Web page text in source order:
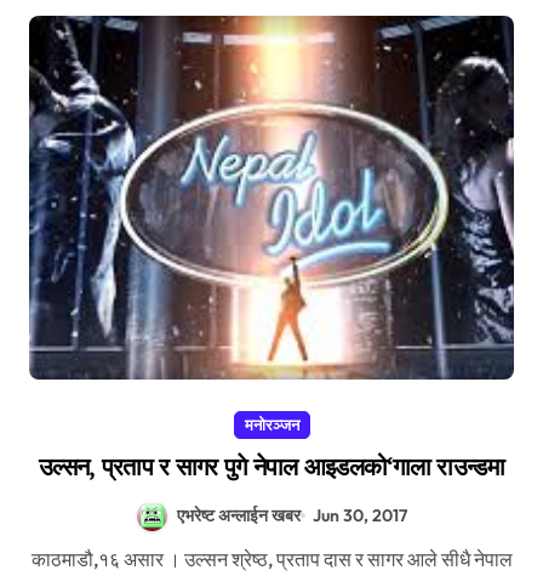
मनोरञ्जन
उल्सन, प्रताप र सागर पुगे नेपाल आइडलको‘गाला राउन्डमा
एभरेष्ट अन्लाईन खबर Jun 30, 2017
काठमाडौ,१६ असार । उल्सन श्रेष्ठ, प्रताप दास र सागर आले सीधै नेपाल